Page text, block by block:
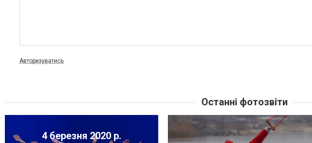
Авторизуватись
Останні фотозвіти
4 березня 2020 р.